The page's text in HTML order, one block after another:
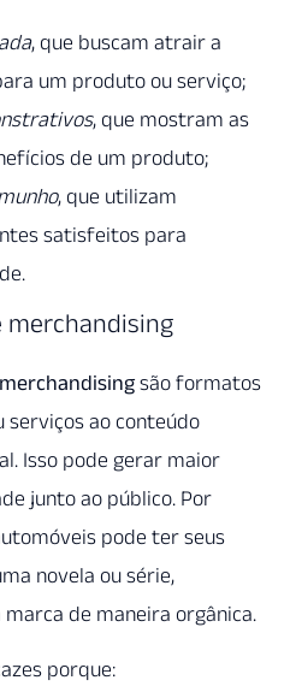
, que buscam atrair a
um produto ou serviço;
, que mostram as
de um produto;
, que utilizam
satisfeitos para
merchandising
merchandisingsão formatos
ao conteúdo
Isso pode gerar maior
junto ao público. Por
pode ter seus
novela ou série,
de maneira orgânica.
porque: